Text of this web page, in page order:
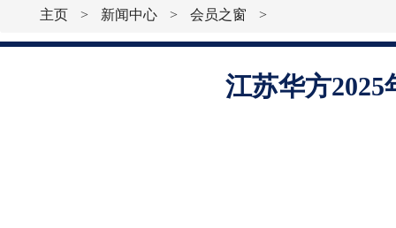
主页 > 新闻中心 > 会员之窗 >
江苏华方